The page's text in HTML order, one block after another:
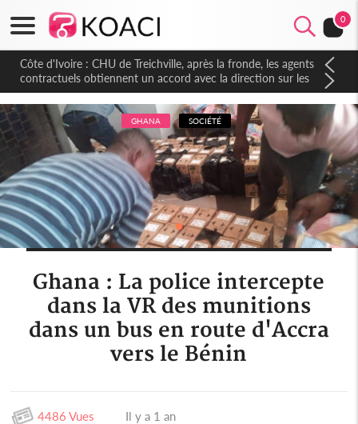
0
Côte d'Ivoire : CHU de Treichville, après la fronde, les agents
contractuels obtiennent un accord avec la direction sur les
arriérés du SMIG 2023
GHANA SOCIÉTÉ
Ghana : La police intercepte
dans la VR des munitions
dans un bus en route d'Accra
vers le Bénin
4486 Vues Il y a 1 an